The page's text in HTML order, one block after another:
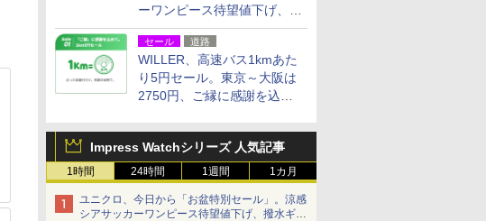
ーワンピース待望値下げ、撥
水ギアショーツは1990円に
セール 道路
WILLER、高速バス1kmあた
り5円セール。東京～大阪は
2750円、ご縁に感謝を込め
Impress Watchシリーズ 人気記事
1時間 24時間 1週間 1カ月
ユニクロ、今日から「お盆特別セール」。涼感
シアサッカーワンピース待望値下げ、撥水ギア